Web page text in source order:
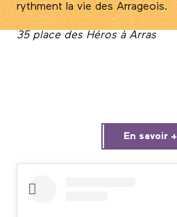
rythment la vie des Arrageois.
35 place des Héros à Arras
En savoir +